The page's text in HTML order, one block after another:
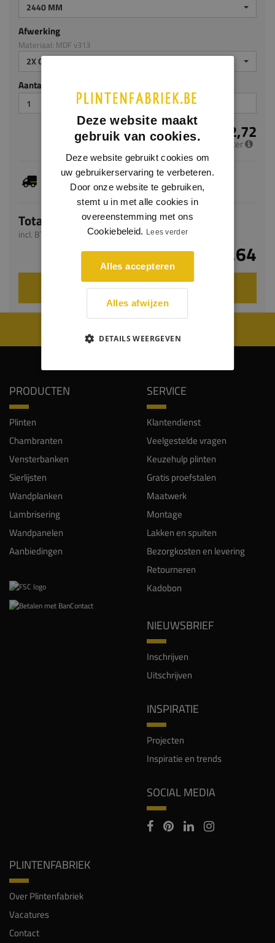
2440 MM
Afwerking
Materiaal: MDF v313
2X GEGROND
Aantal stuks
€ 2,72
per meter
Dit artikel is voorradig, de verwachte levertijd
bedraagt 1-3 werkdagen
Totaal
incl. BTW
€ 6,64
VOEG TOE AAN WINKELWAGEN
PRODUCTEN
Plinten
Chambranten
Vensterbanken
Sierlijsten
Wandplanken
Lambrisering
Wandpanelen
Aanbiedingen
SERVICE
Klantendienst
Veelgestelde vragen
Keuzehulp plinten
Gratis proefstalen
Maatwerk
Montage
Lakken en spuiten
Bezorgkosten en levering
Retourneren
Kadobon
NIEUWSBRIEF
Inschrijven
Uitschrijven
INSPIRATIE
Projecten
Inspiratie en trends
SOCIAL MEDIA
PLINTENFABRIEK
Over Plintenfabriek
Vacatures
Contact
Deze website maakt
gebruik van cookies.
Deze website gebruikt cookies om
uw gebruikerservaring te verbeteren.
Door onze website te gebruiken,
stemt u in met alle cookies in
overeenstemming met ons
Cookiebeleid. Lees verder
Alles accepteren
Alles afwijzen
DETAILS WEERGEVEN